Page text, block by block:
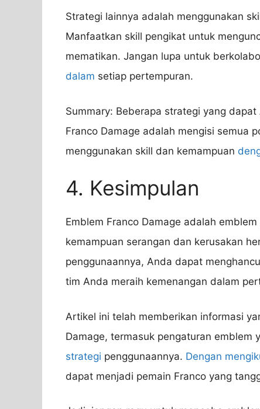
Strategi lainnya adalah menggunakan
Manfaatkan skill pengikat untuk
mematikan. Jangan lupa untuk
dalam setiap pertempuran.
Summary: Beberapa strategi yang
Franco Damage adalah mengisi semua
menggunakan skill dan kemampuan
4. Kesimpulan
Emblem Franco Damage adalah
kemampuan serangan dan kerusakan
penggunaannya, Anda dapat
tim Anda meraih kemenangan dalam
Artikel ini telah memberikan informasi
Damage, termasuk pengaturan emblem
strategi penggunaannya. Dengan
dapat menjadi pemain Franco yang